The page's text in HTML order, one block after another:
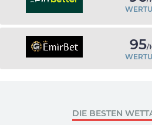
95/
DIE BESTEN